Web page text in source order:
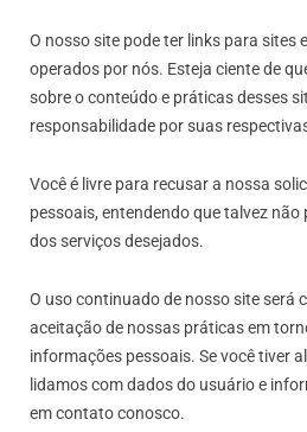
O nosso site pode ter links para sites
operados por nós. Esteja ciente de
sobre o conteúdo e práticas desses
responsabilidade por suas
Você é livre para recusar a nossa
pessoais, entendendo que talvez
dos serviços desejados.
O uso continuado de nosso site será
aceitação de nossas práticas em
informações pessoais. Se você tiver
lidamos com dados do usuário e
em contato conosco.